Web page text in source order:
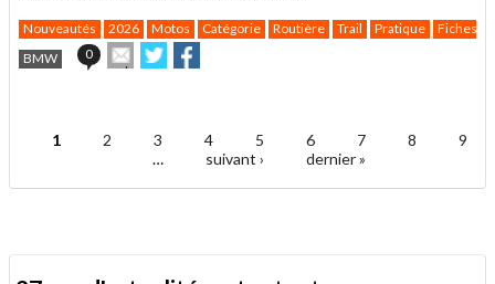
Nouveautés 2026 Motos Catégorie Routière Trail Pratique
Fiches
BMW
0
Envoyer
cet
ami
Partager
sur sur
Pages
1 2 3 4 5 6 7 8
9
…
suivant › dernier »